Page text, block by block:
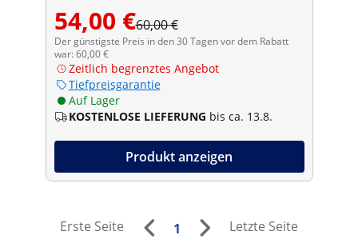
54,00 €60,00 €
Der günstigste Preis in den 30 Tagen vor dem Rabatt
war: 60,00 €
Zeitlich begrenztes Angebot
Tiefpreisgarantie
Auf Lager
KOSTENLOSE LIEFERUNG bis ca. 13.8.
Produkt anzeigen
Erste Seite 1 Letzte Seite